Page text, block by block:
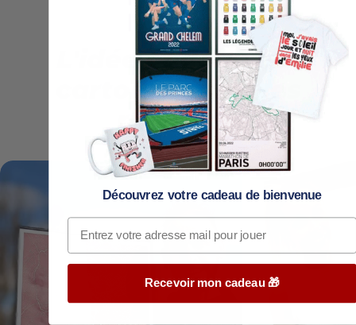
L'idée cadeau qui
cartonne chez les
runners !
Découvrez votre cadeau de bienvenue
Recevoir mon cadeau 🎁